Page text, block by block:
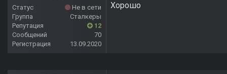
Статус
Не в сети
Группа
Сталкеры
Репутация
12
Сообщений
70
Регистрация
13.09.2020
Хорошо